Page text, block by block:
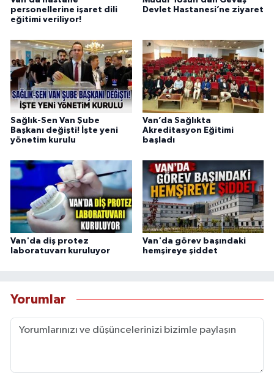
personellerine işaret dili
eğitimi veriliyor!
Devlet Hastanesi’ne ziyaret
Sağlık-Sen Van Şube
Başkanı değişti! İşte yeni
yönetim kurulu
Van’da Sağlıkta
Akreditasyon Eğitimi
başladı
Van'da diş protez
laboratuvarı kuruluyor
Van'da görev başındaki
hemşireye şiddet
Yorumlar